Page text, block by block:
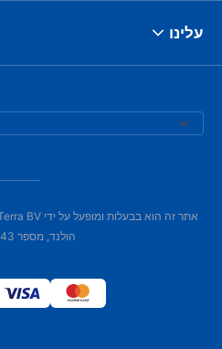
עלינו
הולנד, מספר 01104443